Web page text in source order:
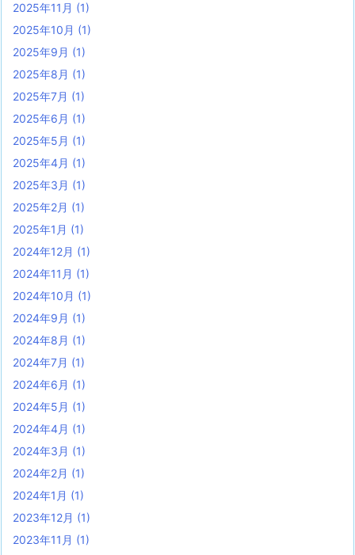
2025年11月 (1)
2025年10月 (1)
2025年9月 (1)
2025年8月 (1)
2025年7月 (1)
2025年6月 (1)
2025年5月 (1)
2025年4月 (1)
2025年3月 (1)
2025年2月 (1)
2025年1月 (1)
2024年12月 (1)
2024年11月 (1)
2024年10月 (1)
2024年9月 (1)
2024年8月 (1)
2024年7月 (1)
2024年6月 (1)
2024年5月 (1)
2024年4月 (1)
2024年3月 (1)
2024年2月 (1)
2024年1月 (1)
2023年12月 (1)
2023年11月 (1)